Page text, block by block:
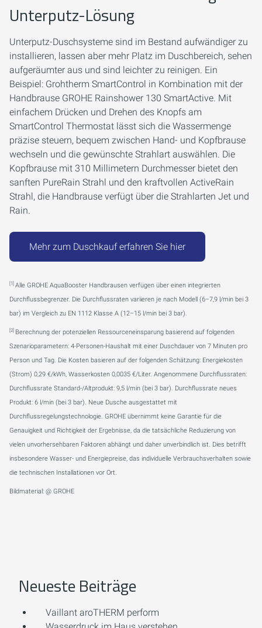
Unterputz-Lösung
Unterputz-Duschsysteme sind im Bestand aufwändiger zu
installieren, lassen aber mehr Platz im Duschbereich, sehen
aufgeräumter aus und sind leichter zu reinigen. Ein
Beispiel: Grohtherm SmartControl in Kombination mit der
Handbrause GROHE Rainshower 130 SmartActive. Mit
einfachem Drücken und Drehen des Knopfs am
SmartControl Thermostat lässt sich die Wassermenge
präzise steuern, bequem zwischen Hand- und Kopfbrause
wechseln und die gewünschte Strahlart auswählen. Die
Kopfbrause mit 310 Millimetern Durchmesser bietet den
sanften PureRain Strahl und den kraftvollen ActiveRain
Strahl, die Handbrause verfügt über die Strahlarten Jet und
Rain.
Mehr zum Duschkauf erfahren Sie hier
[1] Alle GROHE AquaBooster Handbrausen verfügen über einen integrierten
Durchflussbegrenzer. Die Durchflussraten variieren je nach Modell (6–7,9 l/min bei 3
bar) im Vergleich zu EN 1112 Klasse A (12–15 l/min bei 3 bar).
[2] Berechnung der potenziellen Ressourceneinsparung basierend auf folgenden
Szenarioparametern: 4-Personen-Haushalt mit einer Duschdauer von 7 Minuten pro
Person und Tag. Die Kosten basieren auf der folgenden Schätzung: Energiekosten
(Strom) 0,29 €/kWh, Wasserkosten 0,0035 €/Liter. Angenommene Durchflussraten:
Durchflussrate Standard-/Altprodukt: 9,5 l/min (bei 3 bar). Durchflussrate neues
Produkt: 6 l/min (bei 3 bar). Neue Dusche ausgestattet mit
Durchflussregelungstechnologie. GROHE übernimmt keine Garantie für die
Genauigkeit und Richtigkeit der Ergebnisse, da die tatsächliche Reduzierung von
vielen unvorhersehbaren Faktoren abhängt und daher unverbindlich ist. Dies betrifft
insbesondere Wasser- und Energiepreise, das individuelle Verbrauchsverhalten sowie
die technischen Installationen vor Ort.
Bildmaterial: @ GROHE
Neueste Beiträge
Vaillant aroTHERM perform